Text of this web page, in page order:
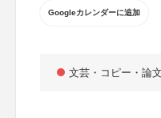
Googleカレンダーに追加
文芸・コピー・論文